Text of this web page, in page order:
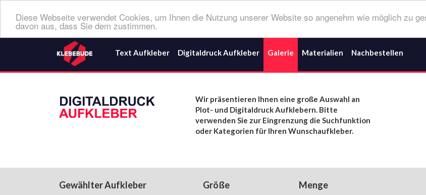
Diese Webseite verwendet Cookies, um Ihnen die Nutzung unserer Website so angenehm wie möglich zu
davon aus, dass Sie dem zustimmen.
Text Aufkleber Digitaldruck Aufkleber Galerie Materialien Nachbestellen
Wir präsentieren Ihnen eine große Auswahl an
Plot- und Digitaldruck Aufklebern. Bitte
verwenden Sie zur Eingrenzung die Suchfunktion
oder Kategorien für Ihren Wunschaufkleber.
Gewählter Aufkleber Größe Menge